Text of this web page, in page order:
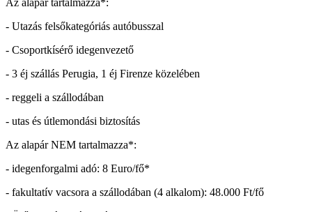
Az alapár tartalmazza*:
- Utazás felsőkategóriás autóbusszal
- Csoportkísérő idegenvezető
- 3 éj szállás Perugia, 1 éj Firenze közelében
- reggeli a szállodában
- utas és útlemondási biztosítás
Az alapár NEM tartalmazza*:
- idegenforgalmi adó: 8 Euro/fő*
- fakultatív vacsora a szállodában (4 alkalom): 48.000 Ft/fő